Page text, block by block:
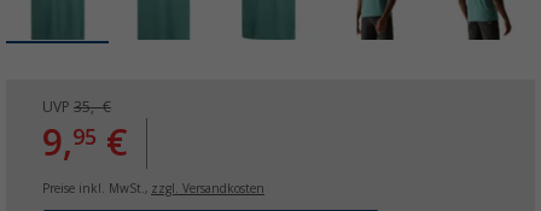
UVP 35,- €
9,95 €
Preise inkl. MwSt., zzgl. Versandkosten